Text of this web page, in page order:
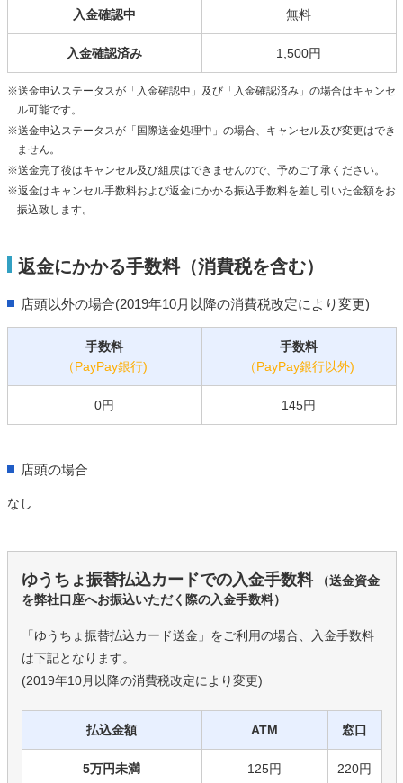
入金確認中 無料
入金確認済み 1,500円
※送金申込ステータスが「入金確認中」及び「入金確認済み」の場合はキャンセ
ル可能です。
※送金申込ステータスが「国際送金処理中」の場合、キャンセル及び変更はでき
ません。
※送金完了後はキャンセル及び組戻はできませんので、予めご了承ください。
※返金はキャンセル手数料および返金にかかる振込手数料を差し引いた金額をお
振込致します。
返金にかかる手数料（消費税を含む）
店頭以外の場合(2019年10月以降の消費税改定により変更)
手数料
（PayPay銀行)
手数料
（PayPay銀行以外)
0円 145円
店頭の場合
なし
ゆうちょ振替払込カードでの入金手数料（送金資金
を弊社口座へお振込いただく際の入金手数料）
「ゆうちょ振替払込カード送金」をご利用の場合、入金手数料
は下記となります。
(2019年10月以降の消費税改定により変更)
払込金額 ATM 窓口
5万円未満 125円 220円